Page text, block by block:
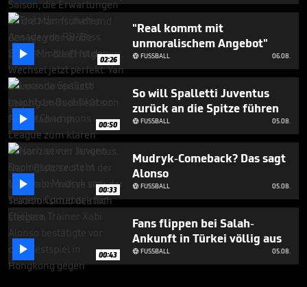
 02:26
"Real kommt mit
unmoralischem Angebot"
FUSSBALL 06.08.
 00:50
So will Spalletti Juventus
zurück an die Spitze führen
FUSSBALL 05.08.
 00:33
Mudryk-Comeback? Das sagt
Alonso
FUSSBALL 05.08.
 00:43
Fans flippen bei Salah-
Ankunft in Türkei völlig aus
FUSSBALL 05.08.